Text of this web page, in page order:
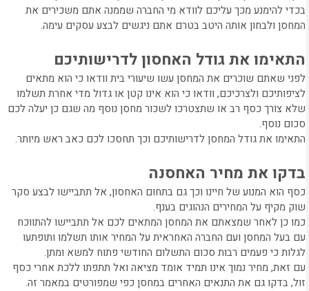
בכדי להימנע מכך עליכם לוודא מי החברה שממנה אתם משכירים את
המחסן ולבחון אותה היטב בטרם אתם ניגשים לבצע עסקים עימה.
התאימו את גודל האחסון לדרישותיכם
לפני שאתם שוכרים את המחסן עשו שיעורי בית וודאו כי הוא מתאים
לציפותיכם ולצרכיכם, וודאו כי הוא אינו קטן או גדול מדי אחרת תשלמו
שלא צורך כסף רב או שתצטרכו לשכור מחסן נוסף מה שגם כן יעלה לכם
סכום נוסף.
התאימו את גודל המחסן לדרישותיכם וכך תחסכו לכם כאב ראש מיותר.
בדקו את מחיר האחסנה
כסף הוא המנוע של חיינו וכך גם בתחום האחסון, אל תתביישו לבצע סקר
שוק מקיף על המחירים הנהוגים בענף.
כמו כן לאחר שמצאתם את המחסן המתאים לכם אל תתביישו להתווכח
עם בעל המחסן ועם החברה האחראית על המחיר אותו תשלמו ותופתעו
לגלות כי פעמים רבות סכום התשלום החודשי פתוח למשא ומתן.
עם זאת, מחיר נמוך אינו תמיד אומד מציאה ואל תתפתו ללכת אחרי כסף
זול, בדקו גם את התנאים האחרים במחסן כפי שמפורטים במאמר זה.